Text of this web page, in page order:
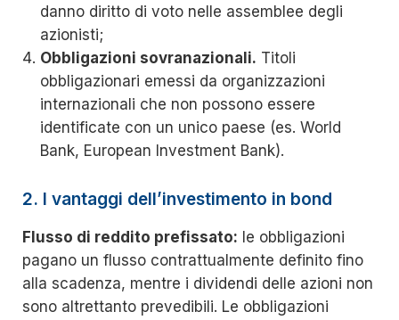
danno diritto di voto nelle assemblee degli
azionisti;
Obbligazioni sovranazionali. Titoli
obbligazionari emessi da organizzazioni
internazionali che non possono essere
identificate con un unico paese (es. World
Bank, European Investment Bank).
2. I vantaggi dell’investimento in bond
Flusso di reddito prefissato: le obbligazioni
pagano un flusso contrattualmente definito fino
alla scadenza, mentre i dividendi delle azioni non
sono altrettanto prevedibili. Le obbligazioni